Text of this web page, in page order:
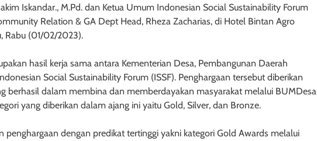
Iskandar., M.Pd. dan Ketua Umum Indonesian Social Sustainability Forum
Relation & GA Dept Head, Rheza Zacharias, di Hotel Bintan Agro
Rabu (01/02/2023).
hasil kerja sama antara Kementerian Desa, Pembangunan Daerah
Social Sustainability Forum (ISSF). Penghargaan tersebut diberikan
berhasil dalam membina dan memberdayakan masyarakat melalui BUMDesa
yang diberikan dalam ajang ini yaitu Gold, Silver, dan Bronze.
penghargaan dengan predikat tertinggi yakni kategori Gold Awards melalui